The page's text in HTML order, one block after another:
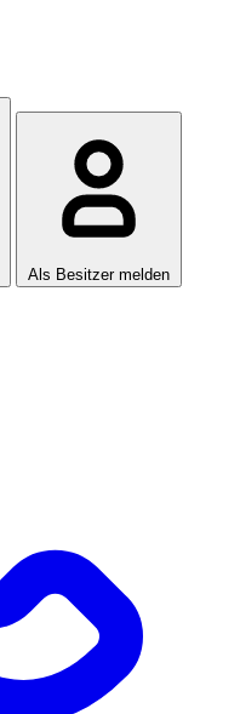
Als Besitzer melden